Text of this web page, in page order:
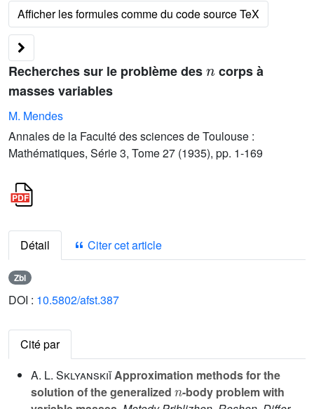
Recherches sur le problème des
corps à
masses variables
M. Mendes
Annales de la Faculté des sciences de Toulouse :
Mathématiques, Série 3, Tome 27 (1935), pp. 1-169
Détail Citer cet article
Zbl
DOI : 10.5802/afst.387
Cité par
A. L. SklyanskiĭApproximation methods for the
solution of the generalized
n
-body problem with